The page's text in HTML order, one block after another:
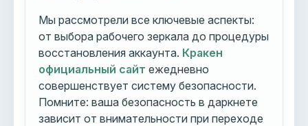
Мы рассмотрели все ключевые аспекты:
от выбора рабочего зеркала до процедуры
восстановления аккаунта. Кракен
официальный сайт ежедневно
совершенствует систему безопасности.
Помните: ваша безопасность в даркнете
зависит от внимательности при переходе